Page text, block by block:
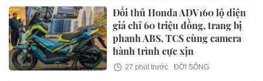
Đối thủ Honda ADV160 lộ diện
giá chỉ 60 triệu đồng, trang bị
phanh ABS, TCS cùng camera
hành trình cực xịn
27 phút trước ĐỜI SỐNG